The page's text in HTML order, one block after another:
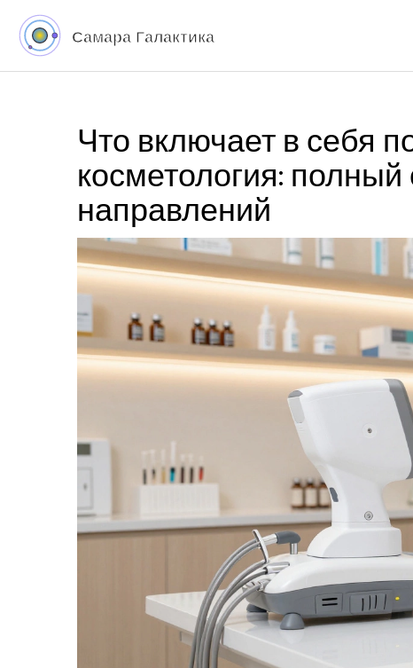
Что включает в себя
косметология:
направлений